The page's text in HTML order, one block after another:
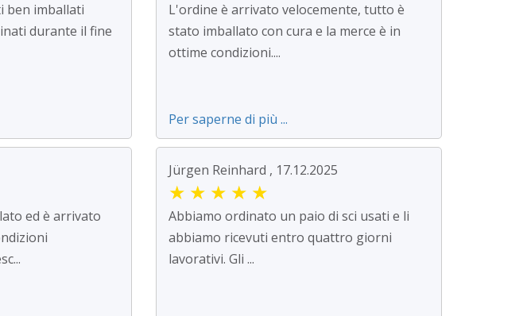
ben imballati
durante il fine
L'ordine è arrivato velocemente, tutto è
stato imballato con cura e la merce è in
ottime condizioni....
Per saperne di più ...
ed è arrivato
Jürgen Reinhard , 17.12.2025
★ ★ ★ ★ ★
Abbiamo ordinato un paio di sci usati e li
abbiamo ricevuti entro quattro giorni
lavorativi. Gli ...